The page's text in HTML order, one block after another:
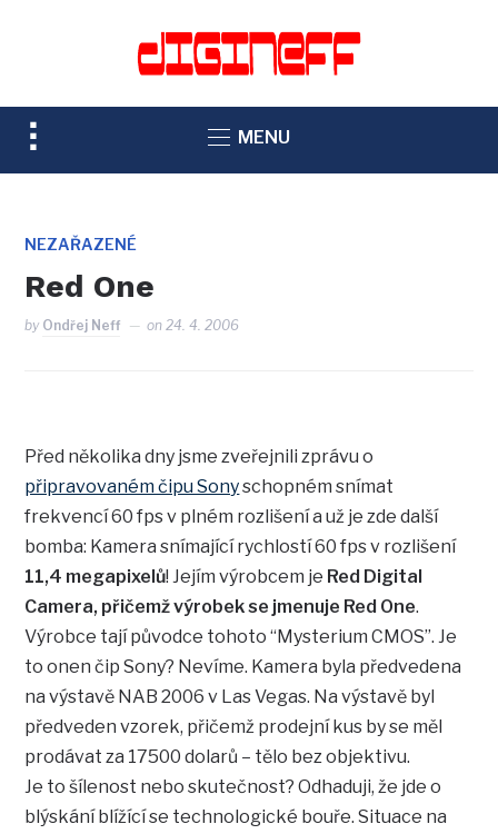
TOGGLE
SIDEBAR
NAVIGATION
MENU
NEZAŘAZENÉ
Red One
by Ondřej Neff on24. 4. 2006
Před několika dny jsme zveřejnili zprávu o
připravovaném čipu Sonyschopném snímat
frekvencí 60 fps v plném rozlišení a už je zde další
bomba: Kamera snímající rychlostí 60 fps v rozlišení
11,4 megapixelů! Jejím výrobcem je Red Digital
Camera, přičemž výrobek se jmenuje Red One.
Výrobce tají původce tohoto “Mysterium CMOS”. Je
to onen čip Sony? Nevíme. Kamera byla předvedena
na výstavě NAB 2006 v Las Vegas. Na výstavě byl
předveden vzorek, přičemž prodejní kus by se měl
prodávat za 17500 dolarů – tělo bez objektivu.
Je to šílenost nebo skutečnost? Odhaduji, že jde o
blýskání blížící se technologické bouře. Situace na